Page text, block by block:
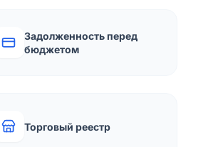
Задолженность перед
бюджетом
Торговый реестр